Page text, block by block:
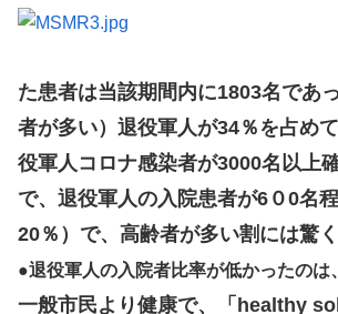
た患者は当該期間内に1803名であ
者が多い）退役軍人が34％を占め
役軍人コロナ感染者が3000名以上
で、退役軍人の入院患者が6０0名
20％）で、高齢者が多い割には驚
●退役軍人の入院者比率が低かったのは、
一般市民より健康で、「healthy